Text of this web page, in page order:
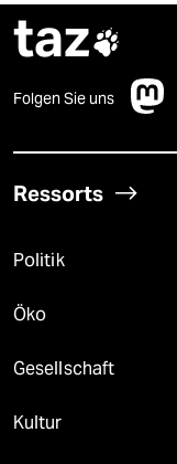
taz
Folgen Sie uns
Ressorts
Politik
Öko
Gesellschaft
Kultur